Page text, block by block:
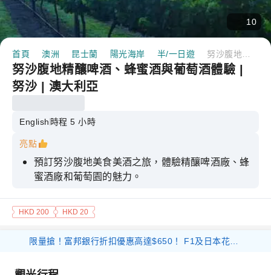
10
首頁 澳洲 昆士蘭 陽光海岸 半/一日遊
努沙腹地精釀啤酒、蜂蜜酒與葡萄酒體驗 |
努沙 | 澳大利亞
English 時程 5 小時
亮點
預訂努沙腹地美食美酒之旅，體驗精釀啤酒廠、蜂
蜜酒廠和葡萄園的魅力。
參觀 Noosa Hinterland Brewing Co，這是一家
歷史悠久的微型啤酒廠，提供釀酒師精選的品嚐套
探索阿姆里塔公園蜂蜜酒廠，參加由酒廠老闆親自
HKD 200 HKD 20